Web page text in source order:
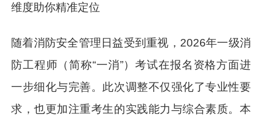
维度助你精准定位
随着消防安全管理日益受到重视，2026年一级消
防工程师（简称“一消”）考试在报名资格方面进
一步细化与完善。此次调整不仅强化了专业性要
求，也更加注重考生的实践能力与综合素质。本